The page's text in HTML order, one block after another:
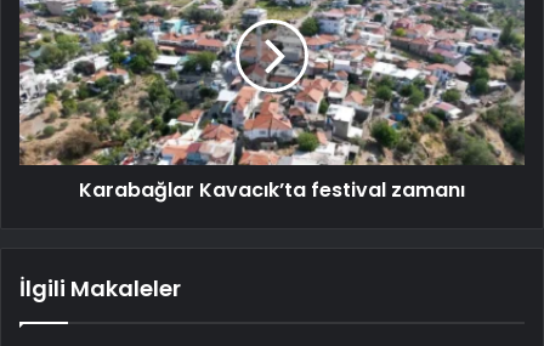
Karabağlar Kavacık’ta festival zamanı
İlgili Makaleler